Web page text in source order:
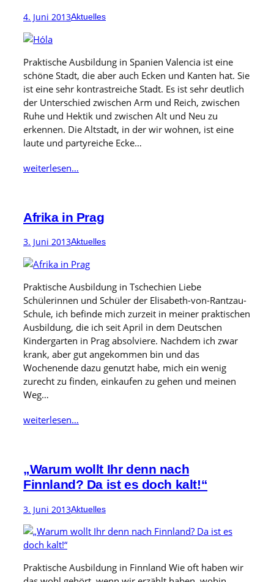
4. Juni 2013Aktuelles
Praktische Ausbildung in Spanien Valencia ist eine
schöne Stadt, die aber auch Ecken und Kanten hat. Sie
ist eine sehr kontrastreiche Stadt. Es ist sehr deutlich
der Unterschied zwischen Arm und Reich, zwischen
Ruhe und Hektik und zwischen Alt und Neu zu
erkennen. Die Altstadt, in der wir wohnen, ist eine
laute und partyreiche Ecke…
weiterlesen…
Afrika in Prag
3. Juni 2013Aktuelles
Praktische Ausbildung in Tschechien Liebe
Schülerinnen und Schüler der Elisabeth-von-Rantzau-
Schule, ich befinde mich zurzeit in meiner praktischen
Ausbildung, die ich seit April in dem Deutschen
Kindergarten in Prag absolviere. Nachdem ich zwar
krank, aber gut angekommen bin und das
Wochenende dazu genutzt habe, mich ein wenig
zurecht zu finden, einkaufen zu gehen und meinen
Weg…
weiterlesen…
„Warum wollt Ihr denn nach
Finnland? Da ist es doch kalt!“
3. Juni 2013Aktuelles
Praktische Ausbildung in Finnland Wie oft haben wir